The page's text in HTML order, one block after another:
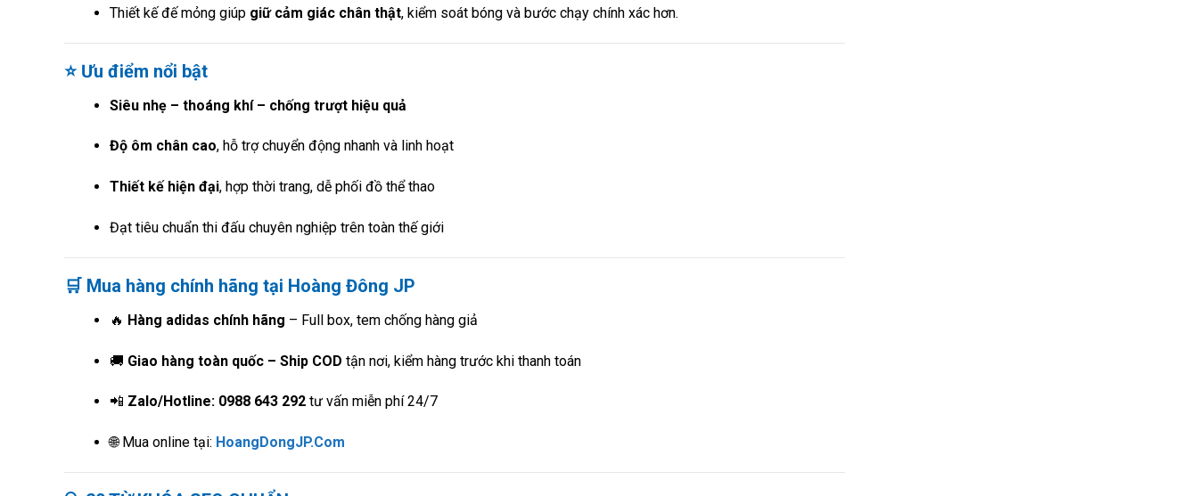
Thiết kế đế mỏng giúp giữ cảm giác chân thật, kiểm soát bóng và bước chạy chính xác hơn.
⭐ Ưu điểm nổi bật
Siêu nhẹ – thoáng khí – chống trượt hiệu quả
Độ ôm chân cao, hỗ trợ chuyển động nhanh và linh hoạt
Thiết kế hiện đại, hợp thời trang, dễ phối đồ thể thao
Đạt tiêu chuẩn thi đấu chuyên nghiệp trên toàn thế giới
🛒 Mua hàng chính hãng tại Hoàng Đông JP
🔥 Hàng adidas chính hãng – Full box, tem chống hàng giả
🚚 Giao hàng toàn quốc – Ship COD tận nơi, kiểm hàng trước khi thanh toán
📲 Zalo/Hotline: 0988 643 292tư vấn miễn phí 24/7
🌐 Mua online tại: HoangDongJP.Com